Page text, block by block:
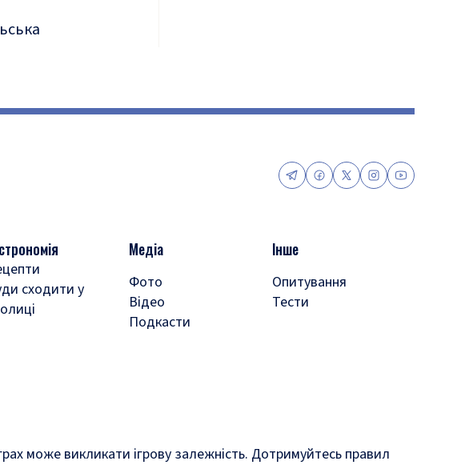
сходити у
Медіа
Фото
Відео
Подкасти
Інше
Опитування
Тести
може викликати ігрову залежність. Дотримуйтесь правил